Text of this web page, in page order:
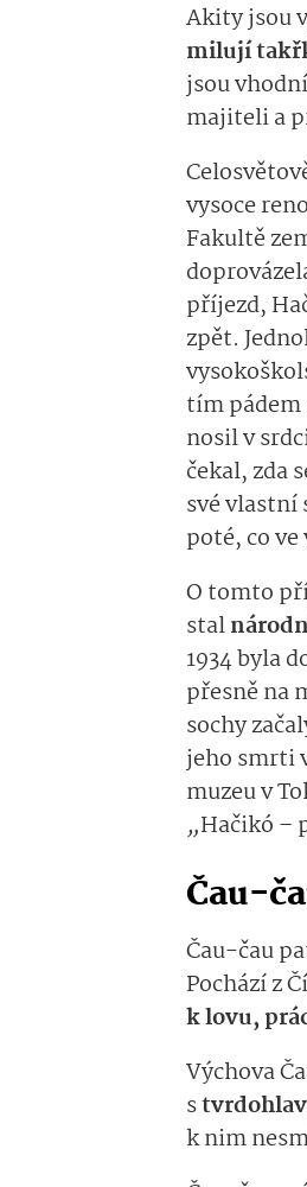
Akity jsou
milují
jsou
majiteli a
vysoce
Fakultě
příjezd,
zpět.
tím
nosil v
čekal, zda
své vlastní
poté, co
O tomto
stal
1934 byla
přesně na
sochy
jeho smrti
muzeu v
„Hačikó –
Čau-
Čau-čau
Pochází z
k lovu,
Výchova
s
k nim